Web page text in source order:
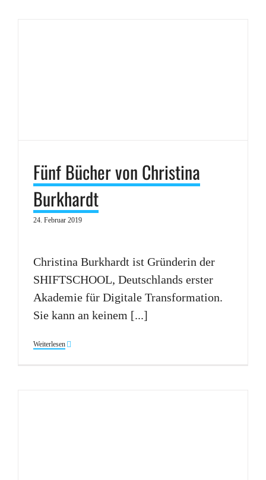
Fünf Bücher von Christina
Burkhardt
24. Februar 2019
Christina Burkhardt ist Gründerin der
SHIFTSCHOOL, Deutschlands erster
Akademie für Digitale Transformation.
Sie kann an keinem [...]
Weiterlesen